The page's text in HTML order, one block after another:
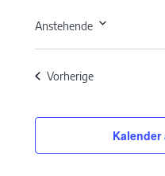
Anstehende
Vorherige